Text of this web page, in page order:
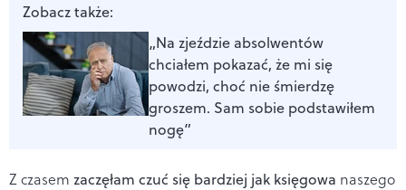
Zobacz także:
„Na zjeździe absolwentów
chciałem pokazać, że mi się
powodzi, choć nie śmierdzę
groszem. Sam sobie podstawiłem
nogę”
Z czasem zaczęłam czuć się bardziej jak księgowa naszego